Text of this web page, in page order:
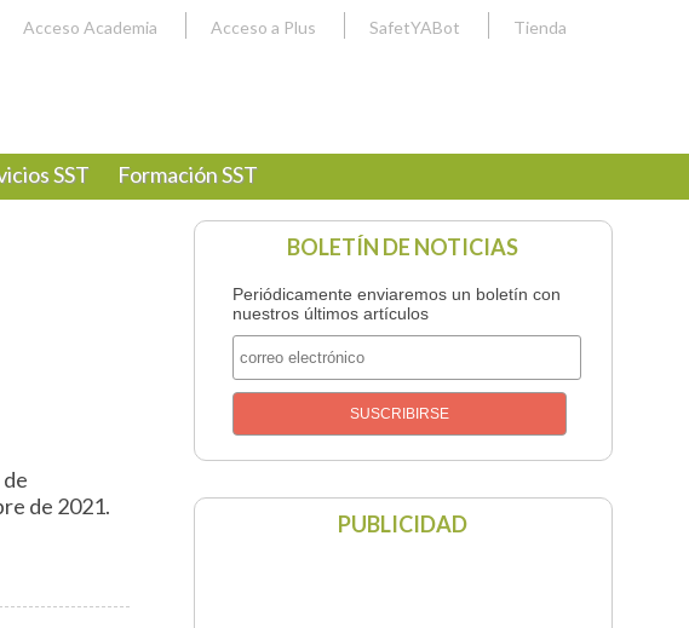
Acceso Academia Acceso a Plus SafetYABot Tienda
SST Formación SST
de 2021.
BOLETÍN DE NOTICIAS
Periódicamente enviaremos un boletín con
nuestros últimos artículos
PUBLICIDAD